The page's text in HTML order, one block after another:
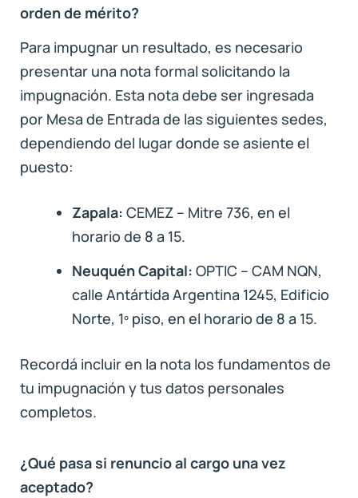
orden de mérito?
Para impugnar un resultado, es necesario
presentar una nota formal solicitando la
impugnación. Esta nota debe ser ingresada
por Mesa de Entrada de las siguientes sedes,
dependiendo del lugar donde se asiente el
puesto:
Zapala: CEMEZ – Mitre 736, en el
horario de 8 a 15.
Neuquén Capital: OPTIC – CAM NQN,
calle Antártida Argentina 1245, Edificio
Norte, 1º piso, en el horario de 8 a 15.
Recordá incluir en la nota los fundamentos de
tu impugnación y tus datos personales
completos.
¿Qué pasa si renuncio al cargo una vez
aceptado?